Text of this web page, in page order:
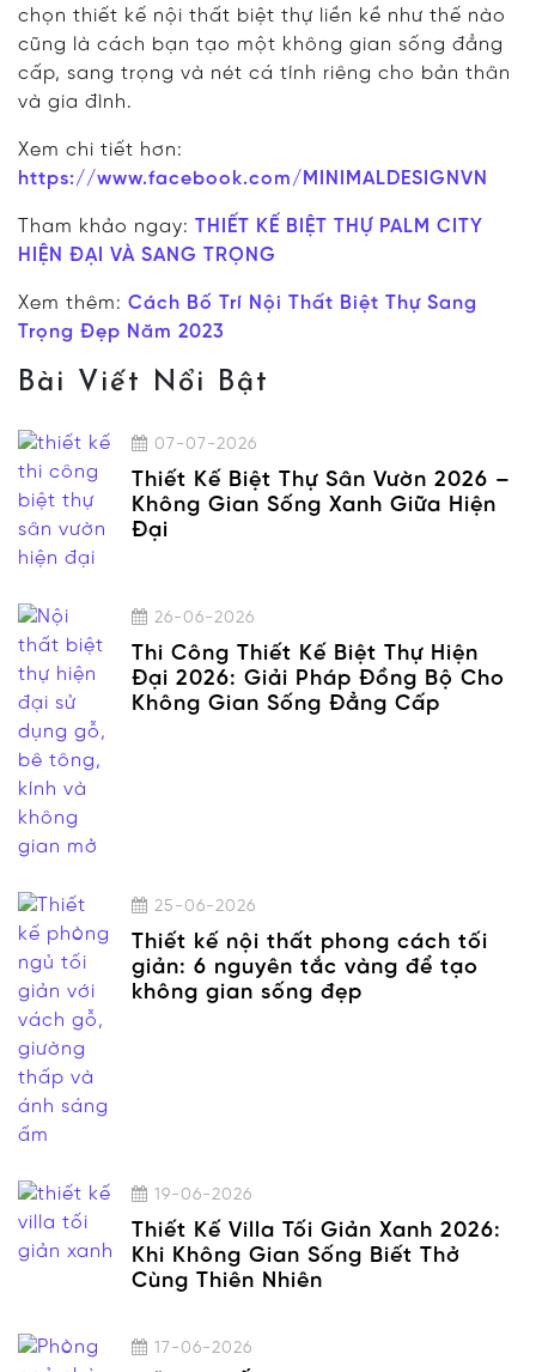
chọn thiết kế nội thất biệt thự liền kề như thế nào
cũng là cách bạn tạo một không gian sống đẳng
cấp, sang trọng và nét cá tính riêng cho bản thân
và gia đình.
Xem chi tiết hơn:
https://www.facebook.com/MINIMALDESIGNVN
Tham khảo ngay: THIẾT KẾ BIỆT THỰ PALM CITY
HIỆN ĐẠI VÀ SANG TRỌNG
Xem thêm: Cách Bố Trí Nội Thất Biệt Thự Sang
Trọng Đẹp Năm 2023
Bài Viết Nổi Bật
07-07-2026
Thiết Kế Biệt Thự Sân Vườn 2026 –
Không Gian Sống Xanh Giữa Hiện
Đại
26-06-2026
Thi Công Thiết Kế Biệt Thự Hiện
Đại 2026: Giải Pháp Đồng Bộ Cho
Không Gian Sống Đẳng Cấp
25-06-2026
Thiết kế nội thất phong cách tối
giản: 6 nguyên tắc vàng để tạo
không gian sống đẹp
19-06-2026
Thiết Kế Villa Tối Giản Xanh 2026:
Khi Không Gian Sống Biết Thở
Cùng Thiên Nhiên
17-06-2026